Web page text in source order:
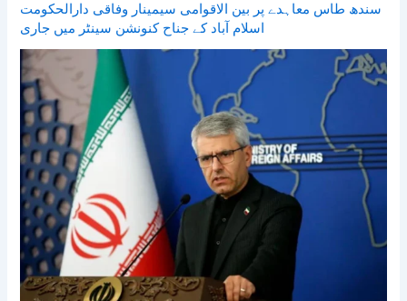
سندھ طاس معاہدے پر بین الاقوامی سیمینار وفاقی دارالحکومت
اسلام آباد کے جناح کنونشن سینٹر میں جاری